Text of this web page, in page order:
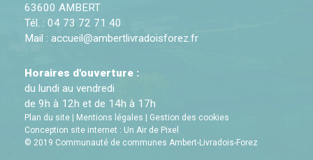
63600 AMBERT
Tél. : 04 73 72 71 40
Mail : accueil@ambertlivradoisforez.fr
Horaires d'ouverture :
du lundi au vendredi
de 9h à 12h et de 14h à 17h
Plan du site | Mentions légales | Gestion des cookies
Conception site internet : Un Air de Pixel
© 2019 Communauté de communes Ambert-Livradois-Forez